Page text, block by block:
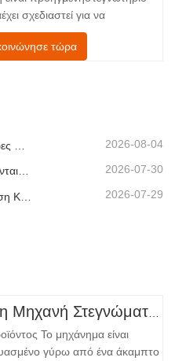
Σχεδιασμένο για
κόντρα πλακέ,
καπλαμά…
σχεδιαστεί για να
τις πιο συνηθισμένες
σεστέγνωμα καπλαμά:
τώρα
2026-08-04
Οι ψυχροί μύλοι καπλαμά χρειάζονται εξαγωγή πριν από περισσότερη θερμότητα 2026-07-30
2026-07-29
Το μηχάνημα είναι
γύρω από ένα άκαμπτο